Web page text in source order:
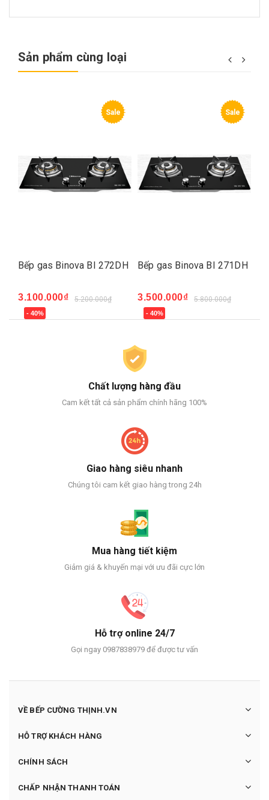
Sản phẩm cùng loại
Sale
Bếp gas Binova BI 272DH
3.100.000₫ 5.200.000₫
- 40%
Sale
Bếp gas Binova BI 271DH
3.500.000₫ 5.800.000₫
- 40%
Chất lượng hàng đầu
Cam kết tất cả sản phẩm chính hãng 100%
Giao hàng siêu nhanh
Chúng tôi cam kết giao hàng trong 24h
Mua hàng tiết kiệm
Giảm giá & khuyến mại với ưu đãi cực lớn
Hỗ trợ online 24/7
Gọi ngay 0987838979 để được tư vấn
VỀ BẾP CƯỜNG THỊNH.VN
HỖ TRỢ KHÁCH HÀNG
CHÍNH SÁCH
CHẤP NHẬN THANH TOÁN